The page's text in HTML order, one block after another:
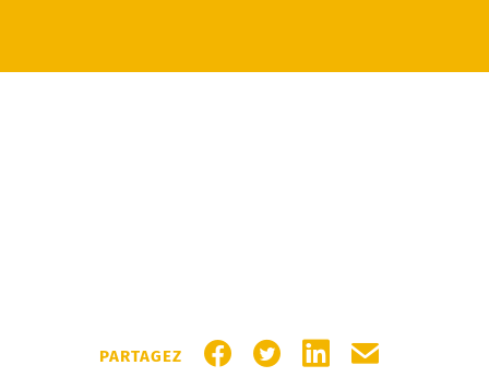
PARTAGEZ
PARTAGER SUR FACEBOOK
PARTAGER SUR TWITTER
PARTAGER SUR
PARTAGER